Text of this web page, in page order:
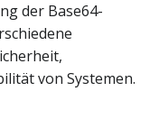
der Base64-
von Systemen.